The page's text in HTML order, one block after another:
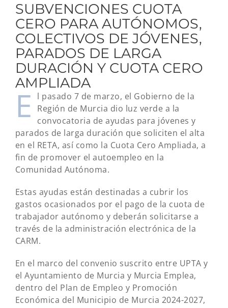
SUBVENCIONES CUOTA
CERO PARA AUTÓNOMOS,
COLECTIVOS DE JÓVENES,
PARADOS DE LARGA
DURACIÓN Y CUOTA CERO
AMPLIADA
E
l pasado 7 de marzo, el Gobierno de la
Región de Murcia dio luz verde a la
convocatoria de ayudas para jóvenes y
parados de larga duración que soliciten el alta
en el RETA, así como la Cuota Cero Ampliada, a
fin de promover el autoempleo en la
Comunidad Autónoma.
Estas ayudas están destinadas a cubrir los
gastos ocasionados por el pago de la cuota de
trabajador autónomo y deberán solicitarse a
través de la administración electrónica de la
CARM.
En el marco del convenio suscrito entre UPTA y
el Ayuntamiento de Murcia y Murcia Emplea,
dentro del Plan de Empleo y Promoción
Económica del Municipio de Murcia 2024-2027,